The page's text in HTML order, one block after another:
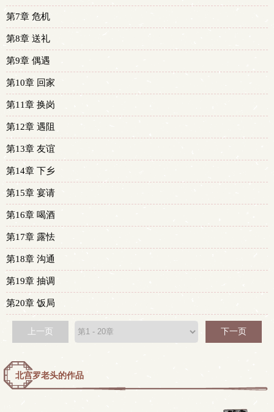
第7章 危机
第8章 送礼
第9章 偶遇
第10章 回家
第11章 换岗
第12章 遇阻
第13章 友谊
第14章 下乡
第15章 宴请
第16章 喝酒
第17章 露怯
第18章 沟通
第19章 抽调
第20章 饭局
上一页 下一页
北宫罗老头的作品